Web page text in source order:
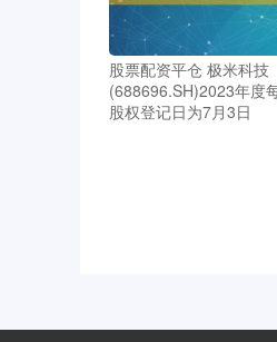
股票配资平仓 极米科技
(688696.SH)2023年度
股权登记日为7月3日